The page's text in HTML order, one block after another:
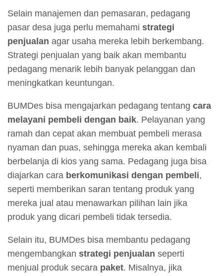
Selain manajemen dan pemasaran, pedagang
pasar desa juga perlu memahami strategi
penjualan agar usaha mereka lebih berkembang.
Strategi penjualan yang baik akan membantu
pedagang menarik lebih banyak pelanggan dan
meningkatkan keuntungan.
BUMDes bisa mengajarkan pedagang tentang cara
melayani pembeli dengan baik. Pelayanan yang
ramah dan cepat akan membuat pembeli merasa
nyaman dan puas, sehingga mereka akan kembali
berbelanja di kios yang sama. Pedagang juga bisa
diajarkan cara berkomunikasi dengan pembeli,
seperti memberikan saran tentang produk yang
mereka jual atau menawarkan pilihan lain jika
produk yang dicari pembeli tidak tersedia.
Selain itu, BUMDes bisa membantu pedagang
mengembangkan strategi penjualan seperti
menjual produk secara paket. Misalnya, jika